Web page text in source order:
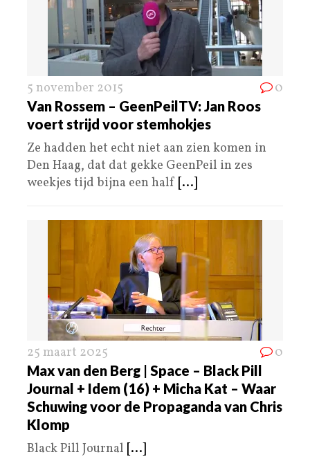
5 november 2015 0
Van Rossem – GeenPeilTV: Jan Roos
voert strijd voor stemhokjes
Ze hadden het echt niet aan zien komen in
Den Haag, dat dat gekke GeenPeil in zes
weekjes tijd bijna een half [...]
25 maart 2025 0
Max van den Berg | Space – Black Pill
Journal + Idem (16) + Micha Kat – Waar
Schuwing voor de Propaganda van Chris
Klomp
Black Pill Journal [...]